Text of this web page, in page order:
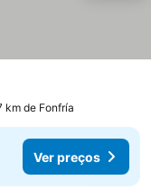
km de Fonfría
Ver preços